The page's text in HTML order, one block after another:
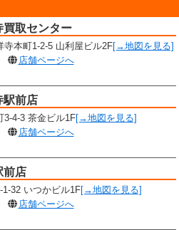
買取センター
寺本町1-2-5 山利屋ビル2F[→地図を見る]
店舗ページへ
駅前店
3-4-3 茶金ビル1F[→地図を見る]
店舗ページへ
前店
32 いつかビル1F[→地図を見る]
店舗ページへ